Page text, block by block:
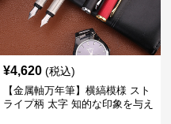
¥4,620 (税込)
【金属軸万年筆】横縞模様 スト
ライプ柄 太字 知的な印象を与え